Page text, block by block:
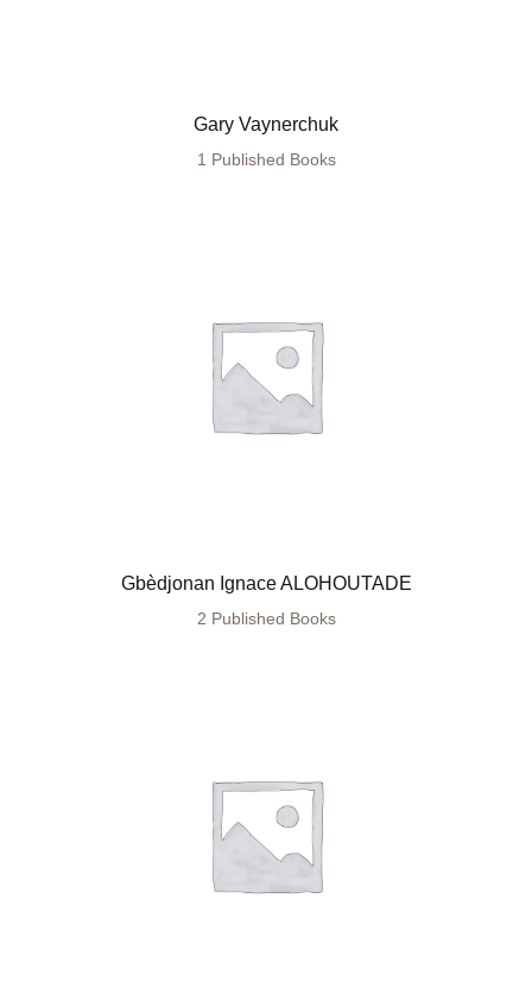
Gary Vaynerchuk
1 Published Books
Gbèdjonan Ignace ALOHOUTADE
2 Published Books